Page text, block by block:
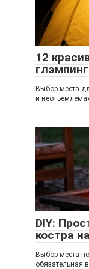
12
Выбор места
и
DIY:
костра
Выбор места
обязательная